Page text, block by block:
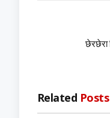
छेरछेरा
Related Posts